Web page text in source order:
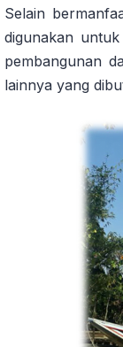
Selain
digunakan
pembangunan
lainnya yang